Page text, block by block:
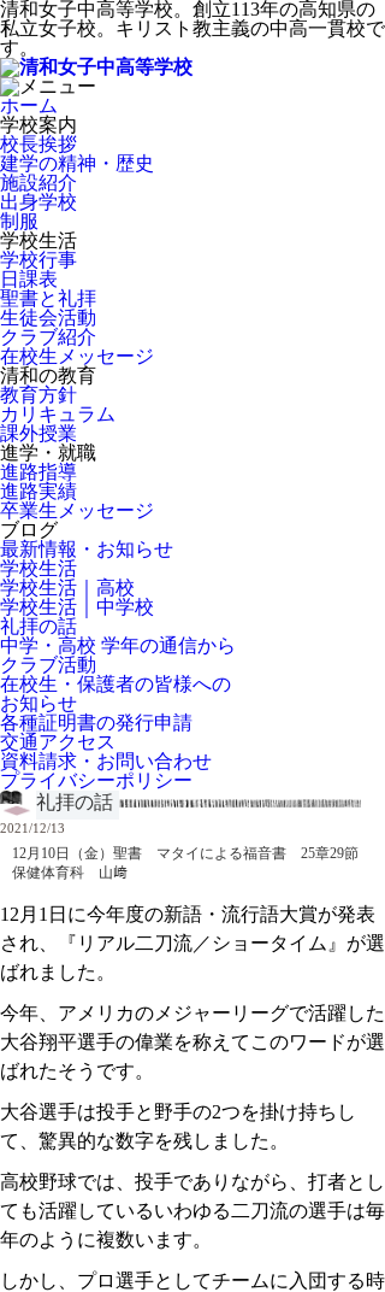
清和女子中高等学校。創立113年の高知県の
私立女子校。キリスト教主義の中高一貫校で
す。
ホーム
学校案内
校長挨拶
建学の精神・歴史
施設紹介
出身学校
制服
学校生活
学校行事
日課表
聖書と礼拝
生徒会活動
クラブ紹介
在校生メッセージ
清和の教育
教育方針
カリキュラム
課外授業
進学・就職
進路指導
進路実績
卒業生メッセージ
ブログ
最新情報・お知らせ
学校生活
学校生活｜高校
学校生活｜中学校
礼拝の話
中学・高校 学年の通信から
クラブ活動
在校生・保護者の皆様への
お知らせ
各種証明書の発行申請
交通アクセス
資料請求・お問い合わせ
プライバシーポリシー
礼拝の話
2021/12/13
12月10日（金）聖書 マタイによる福音書 25章29節
保健体育科 山﨑
12月1日に今年度の新語・流行語大賞が発表
され、『リアル二刀流／ショータイム』が選
ばれました。
今年、アメリカのメジャーリーグで活躍した
大谷翔平選手の偉業を称えてこのワードが選
ばれたそうです。
大谷選手は投手と野手の2つを掛け持ちし
て、驚異的な数字を残しました。
高校野球では、投手でありながら、打者とし
ても活躍しているいわゆる二刀流の選手は毎
年のように複数います。
しかし、プロ選手としてチームに入団する時